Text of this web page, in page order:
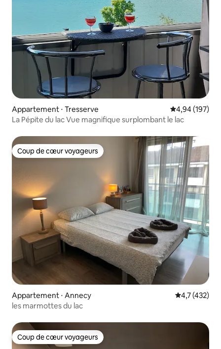
Appartement ⋅ Tresserve Évaluation
4,94 (197)
La Pépite du lac Vue magnifique surplombant le lac
Coup de cœur voyageurs
Coup de cœur voyageurs
Appartement ⋅ Annecy Évaluation
4,7 (432)
les marmottes du lac
Coup de cœur voyageurs
Coup de cœur voyageurs